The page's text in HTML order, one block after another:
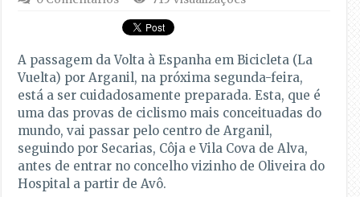
A passagem da Volta à Espanha em Bicicleta (La
Vuelta) por Arganil, na próxima segunda-feira,
está a ser cuidadosamente preparada. Esta, que é
uma das provas de ciclismo mais conceituadas do
mundo, vai passar pelo centro de Arganil,
seguindo por Secarias, Côja e Vila Cova de Alva,
antes de entrar no concelho vizinho de Oliveira do
Hospital a partir de Avô.